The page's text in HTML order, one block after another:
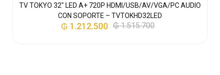
TV TOKYO 32″ LED A+ 720P HDMI/USB/AV/VGA/PC AUDIO
CON SOPORTE – TVTOKHD32LED
₲1.515.700
₲ 1.212.500